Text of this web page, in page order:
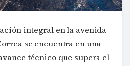
integral en la avenida
se encuentra en una
técnico que supera el